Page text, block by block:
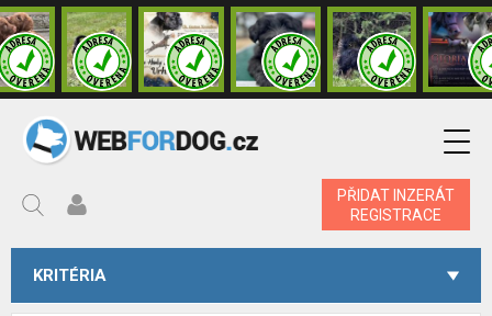
PŘIDAT INZERÁT
REGISTRACE
KRITÉRIA